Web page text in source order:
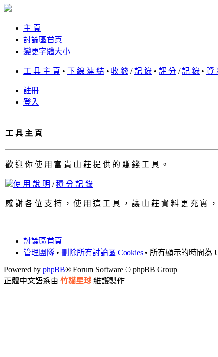
主 頁
討論區首頁
變更字體大小
工 具 主 頁 • 下 線 連 結 • 收 錢 /記 錄 • 評 分 /記 錄 • 資
註冊
登入
工 具 主 頁
歡 迎 你 使 用 富 貴 山 莊 提 供 的 賺 錢 工 具 。
使 用 說 明 /積 分 記 錄
感 謝 各 位 支 持 ， 使 用 這 工 具 ， 讓 山 莊 資 料 更 充 實
討論區首頁
管理團隊 • 刪除所有討論區 Cookies • 所有顯示的時間為
Powered by phpBB® Forum Software © phpBB Group
正體中文語系由 竹貓星球 維護製作